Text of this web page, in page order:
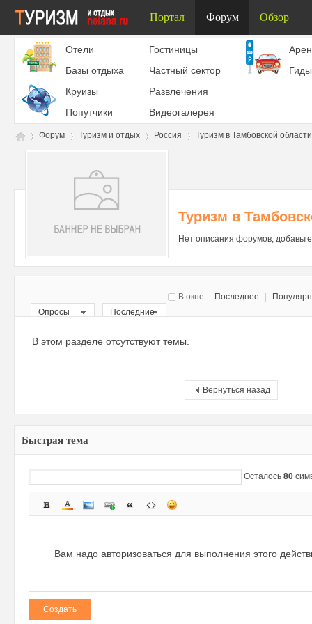
Портал Форум Обзор
Отели
Гостиницы
Базы отдыха
Частный сектор
Гиды
Круизы
Развлечения
Попутчики
Видеогалерея
Форум Туризм и отдых Россия Туризм в Тамбовской области
Туризм в
Нет описания форумов,
Последнее
В окне
Опросы
Последние
В этом разделе отсутствуют темы.
Вернуться назад
Быстрая тема
Осталось 80
Вам надо авторизоваться для выполнения этого
Создать